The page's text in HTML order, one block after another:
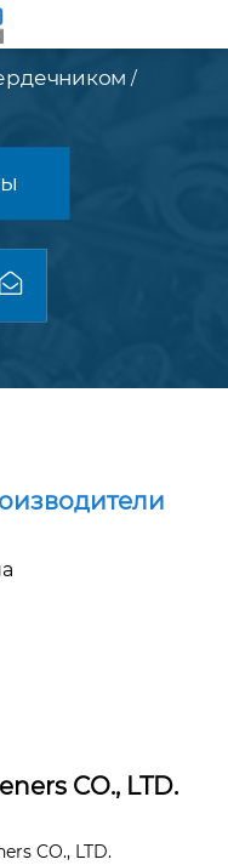
/
CO., LTD.
CO., LTD.